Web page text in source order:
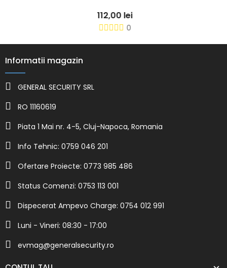
112,00 lei
0
Informatii magazin
GENERAL SECURITY SRL
RO 11160619
Piata 1 Mai nr. 4-5, Cluj-Napoca, Romania
Info Tehnic: 0759 046 201
Ofertare Proiecte: 0773 985 486
Status Comenzi: 0753 113 001
Dispecerat Ampevo Charge: 0754 012 991
Luni - Vineri: 08:30 - 17:00
evmag@generalsecurity.ro